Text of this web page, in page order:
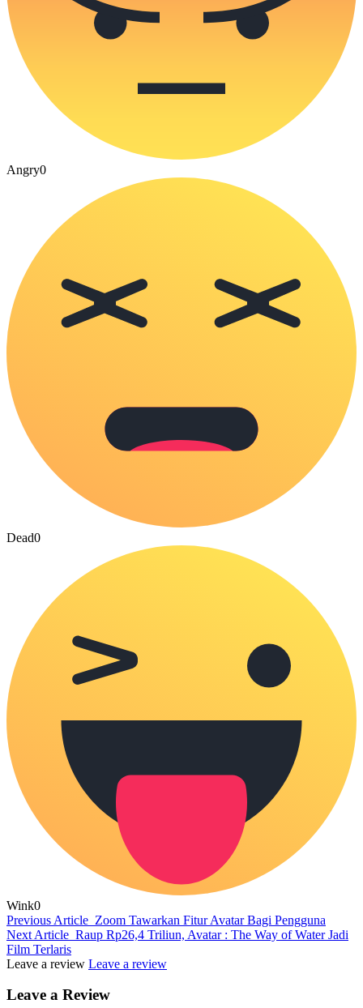
Angry0
Dead0
Wink0
Previous Article Zoom Tawarkan Fitur Avatar Bagi Pengguna
Next Article Raup Rp26,4 Triliun, Avatar : The Way of Water Jadi
Film Terlaris
Leave a review Leave a review
Leave a Review